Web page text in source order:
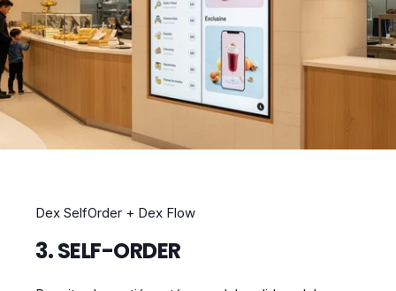
Dex SelfOrder + Dex Flow
3. SELF-ORDER